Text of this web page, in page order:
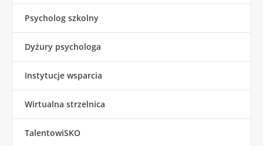
Psycholog szkolny
Dyżury psychologa
Instytucje wsparcia
Wirtualna strzelnica
TalentowiSKO